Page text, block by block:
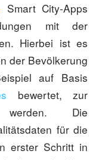
Smart City-Apps
mit der
Hierbei ist es
der Bevölkerung
auf Basis
bewertet, zur
werden. Die
für die
erster Schritt in